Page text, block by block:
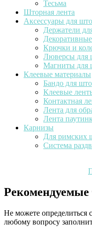
Тесьма
Шторная лента
Аксессуары для
Держатели
Крючки и
Люверсы для
Магниты для
Клеевые материалы
Бандо для
Клеевые
Контактная
Лента для
Лента
Карнизы
Для римских
Система
Рекомендуемые
Не можете определиться
любому вопросу